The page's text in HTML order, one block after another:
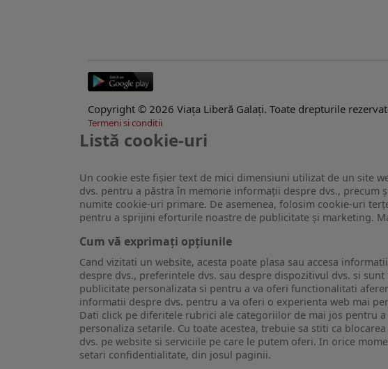
Copyright © 2026 Viaţa Liberă Galaţi. Toate drepturile
Termeni si conditii
Listă cookie-uri
Un cookie este fişier text de mici dimensiuni utilizat de un site
dvs. pentru a păstra în memorie informații despre dvs., precum
numite cookie-uri primare. De asemenea, folosim cookie-uri
pentru a sprijini eforturile noastre de publicitate și marketing.
Cum vă exprimați opțiunile
Cand vizitati un website, acesta poate plasa sau accesa
despre dvs., preferintele dvs. sau despre dispozitivul dvs. si
publicitate personalizata si pentru a va oferi functionalitati
informatii despre dvs. pentru a va oferi o experienta web mai
Dati click pe diferitele rubrici ale categoriilor de mai jos pentru
personaliza setarile. Cu toate acestea, trebuie sa stiti ca
dvs. pe website si serviciile pe care le putem oferi. In orice
setari confidentialitate, din josul paginii.